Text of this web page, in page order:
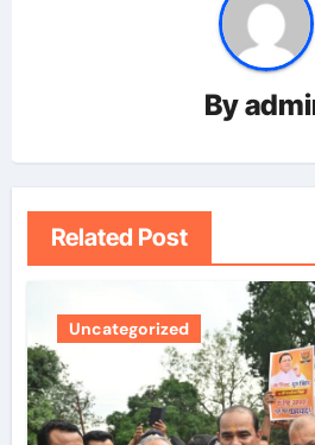
By
Related Post
Uncategorized